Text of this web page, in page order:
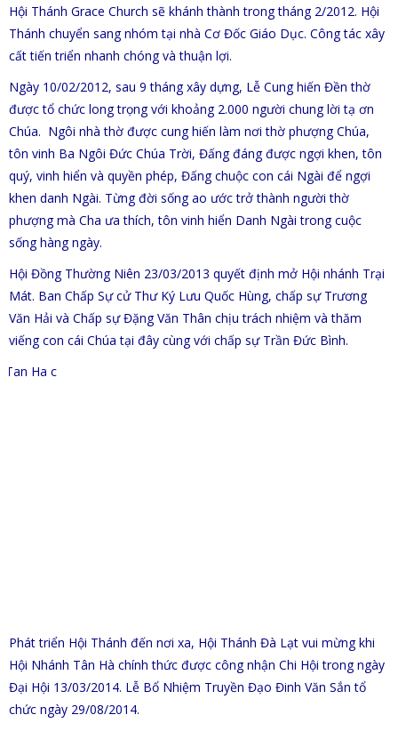
Hội Thánh Grace Church sẽ khánh thành trong tháng 2/2012. Hội
Thánh chuyển sang nhóm tại nhà Cơ Đốc Giáo Dục. Công tác xây
cất tiến triển nhanh chóng và thuận lợi.
Ngày 10/02/2012, sau 9 tháng xây dựng, Lễ Cung hiến Đền thờ
được tổ chức long trọng với khoảng 2.000 người chung lời tạ ơn
Chúa. Ngôi nhà thờ được cung hiến làm nơi thờ phượng Chúa,
tôn vinh Ba Ngôi Đức Chúa Trời, Đấng đáng được ngợi khen, tôn
quý, vinh hiển và quyền phép, Đấng chuộc con cái Ngài để ngợi
khen danh Ngài. Từng đời sống ao ước trở thành người thờ
phượng mà Cha ưa thích, tôn vinh hiển Danh Ngài trong cuộc
sống hàng ngày.
Hội Đồng Thường Niên 23/03/2013 quyết định mở Hội nhánh Trại
Mát. Ban Chấp Sự cử Thư Ký Lưu Quốc Hùng, chấp sự Trương
Văn Hải và Chấp sự Đặng Văn Thân chịu trách nhiệm và thăm
viếng con cái Chúa tại đây cùng với chấp sự Trần Đức Bình.
Phát triển Hội Thánh đến nơi xa, Hội Thánh Đà Lạt vui mừng khi
Hội Nhánh Tân Hà chính thức được công nhận Chi Hội trong ngày
Đại Hội 13/03/2014. Lễ Bổ Nhiệm Truyền Đạo Đinh Văn Sắn tổ
chức ngày 29/08/2014.